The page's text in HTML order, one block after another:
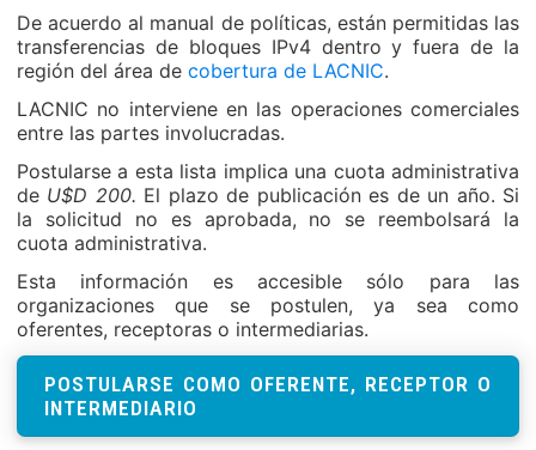
De acuerdo al manual de políticas, están permitidas las
transferencias de bloques IPv4 dentro y fuera de la
región del área de cobertura de LACNIC.
LACNIC no interviene en las operaciones comerciales
entre las partes involucradas.
Postularse a esta lista implica una cuota administrativa
de U$D 200. El plazo de publicación es de un año. Si
la solicitud no es aprobada, no se reembolsará la
cuota administrativa.
Esta información es accesible sólo para las
organizaciones que se postulen, ya sea como
oferentes, receptoras o intermediarias.
POSTULARSE COMO OFERENTE, RECEPTOR O
INTERMEDIARIO